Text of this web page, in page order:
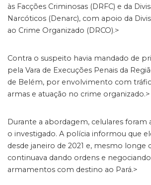
às Facções Criminosas (DRFC) e da
Narcóticos (Denarc), com apoio da
ao Crime Organizado (DRCO).>
Contra o suspeito havia mandado de
pela Vara de Execuções Penais da
de Belém, por envolvimento com
armas e atuação no crime organizado.>
Durante a abordagem, celulares foram
o investigado. A polícia informou que
desde janeiro de 2021 e, mesmo longe
continuava dando ordens e
armamentos com destino ao Pará.>